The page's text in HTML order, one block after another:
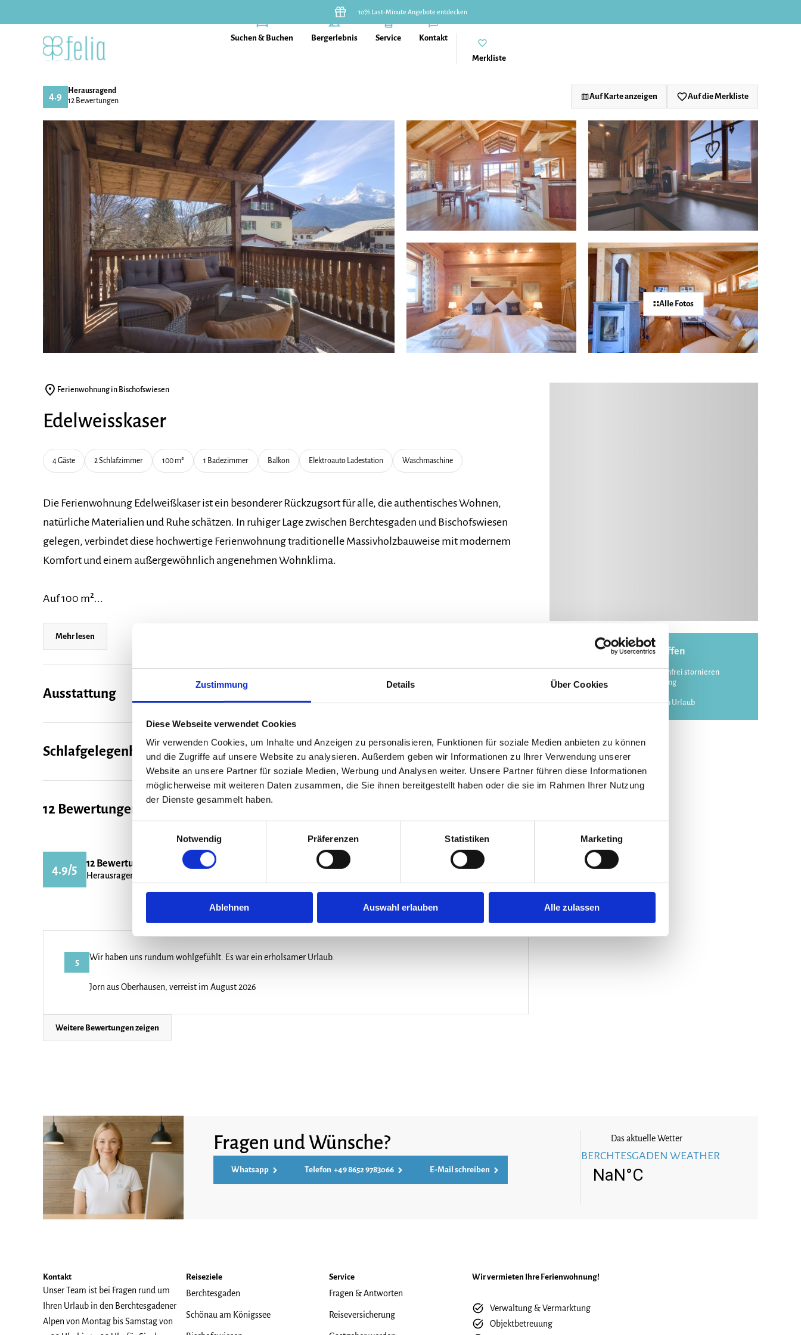
Zustimmung Details Über Cookies
Diese Webseite verwendet Cookies
Wir verwenden Cookies, um Inhalte und Anzeigen zu personalisieren, Funktionen für soziale Medien anbieten zu können
und die Zugriffe auf unsere Website zu analysieren. Außerdem geben wir Informationen zu Ihrer Verwendung unserer
Website an unsere Partner für soziale Medien, Werbung und Analysen weiter. Unsere Partner führen diese Informationen
möglicherweise mit weiteren Daten zusammen, die Sie ihnen bereitgestellt haben oder die sie im Rahmen Ihrer Nutzung
der Dienste gesammelt haben.
Notwendig
Präferenzen Statistiken Marketing
Ablehnen Auswahl erlauben Alle zulassen
10% Last-Minute Angebote entdecken
Suchen & Buchen Bergerlebnis Service Kontakt
Merkliste
4.9
Herausragend
12 Bewertungen
Auf Karte anzeigen Auf die Merkliste
Alle Fotos
Ferienwohnung in Bischofswiesen
Edelweisskaser
4 Gäste 2 Schlafzimmer 100 m² 1 Badezimmer Balkon Elektroauto Ladestation Waschmaschine
Die Ferienwohnung Edelweißkaser ist ein besonderer Rückzugsort für alle, die authentisches Wohnen,
natürliche Materialien und Ruhe schätzen. In ruhiger Lage zwischen Berchtesgaden und Bischofswiesen
gelegen, verbindet diese hochwertige Ferienwohnung traditionelle Massivholzbauweise mit modernem
Komfort und einem außergewöhnlich angenehmen Wohnklima.
Auf 100 m²...
Mehr lesen
Ausstattung
Schlafgelegenheiten
12 Bewertungen
4.9/5 12 Bewertungen
Herausragend
5
4.9
4.9 Service & Kommunikation
5 Wir haben uns rundum wohlgefühlt. Es war ein erholsamer Urlaub.
Jorn aus Oberhausen, verreist im August 2026
Weitere Bewertungen zeigen
In Ihrer Buchung inbegriffen
Bis 60 Tage vor Anreise kostenfrei stornieren
Sofortige Buchungsbestätigung
Bestpreis-Garantie für deinen Urlaub
Fragen und Wünsche?
Whatsapp Telefon +49 8652 9783066 E-Mail schreiben
Das aktuelle Wetter
BERCHTESGADEN WEATHER
Kontakt
Unser Team ist bei Fragen rund um
Ihren Urlaub in den Berchtesgadener
Alpen von Montag bis Samstag von
Reiseziele
Berchtesgaden
Schönau am Königssee
Service
Fragen & Antworten
Reiseversicherung
Wir vermieten Ihre Ferienwohnung!
Verwaltung & Vermarktung
Objektbetreuung